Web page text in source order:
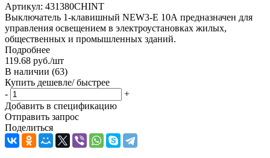
Артикул: 431380CHINT
Выключатель 1-клавишный NEW3-E 10А предназначен для
управления освещением в электроустановках жилых,
общественных и промышленных зданий.
Подробнее
119.68 руб./шт
В наличии (63)
Купить дешевле/ быстрее
-
+
Добавить в спецификацию
Отправить запрос
Поделиться